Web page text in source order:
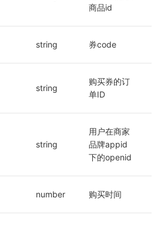
商品id
string 券code
string
购买券的订
单ID
string
用户在商家
品牌appid
下的openid
number 购买时间